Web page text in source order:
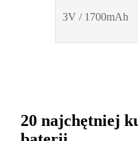
3V / 1700mAh
20 najchętniej